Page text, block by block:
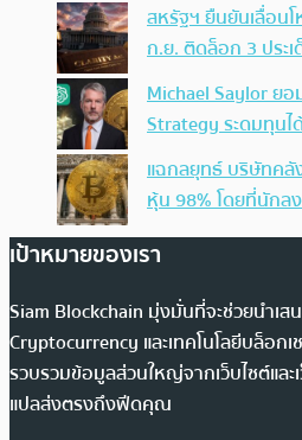
สหรัฐฯ ยืนยันเลื่อน
ก.ย. ติดล็อก 3 ประ
Michael Saylor ยอ
Strategy ระดมทุน
แฉกลยุทธ์ บริษัทคลั
หุ้น 98% โดยที่นักล
เป้าหมายของเรา
Siam Blockchain มุ่งมั่นที่จะช่วยนำเส
Cryptocurrency และเทคโนโลยีบล็อก
รวบรวมข้อมูลส่วนใหญ่จากเว็บไซต์และ
แปลส่งตรงถึงฟีดคุณ